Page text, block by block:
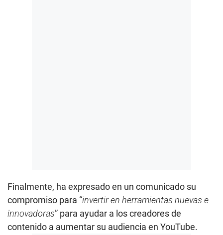
Finalmente, ha expresado en un comunicado su
compromiso para “invertir en herramientas nuevas e
innovadoras” para ayudar a los creadores de
contenido a aumentar su audiencia en YouTube.